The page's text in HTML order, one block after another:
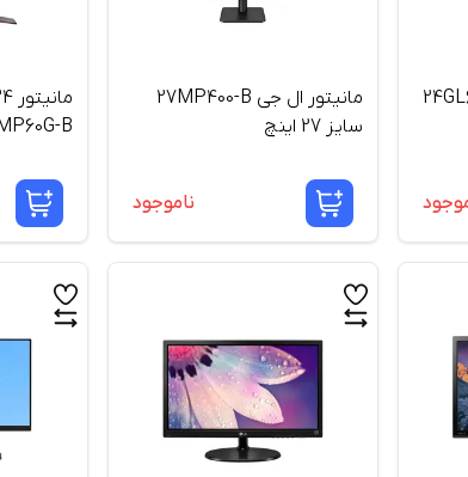
مانیتور ال جی مدل 24GL600F
مانیتور ال جی 27MP400-B
سایز 27 اینچ
ناموجود
B